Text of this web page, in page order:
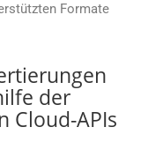
Formate
der
Cloud-APIs